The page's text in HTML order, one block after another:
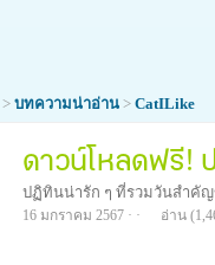
> บทความน่าอ่าน > CatILike
ดาวน์โหลดฟรี!
ปฏิทินน่ารัก ๆ ที่รวมวันสำคั
16 มกราคม 2567 · · อ่าน